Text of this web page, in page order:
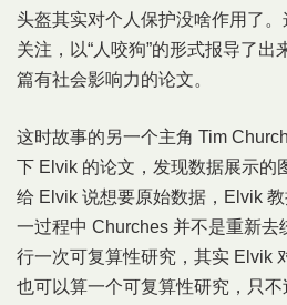
头盔其实对个人保护没啥作用了
关注，以“人咬狗”的形式报导了出
篇有社会影响力的论文。
这时故事的另一个主角 Tim
下 Elvik 的论文，发现数据展示的
给 Elvik 说想要原始数据，Elvik
一过程中 Churches 并不是重新去
行一次可复算性研究，其实 Elvik
也可以算一个可复算性研究，只不